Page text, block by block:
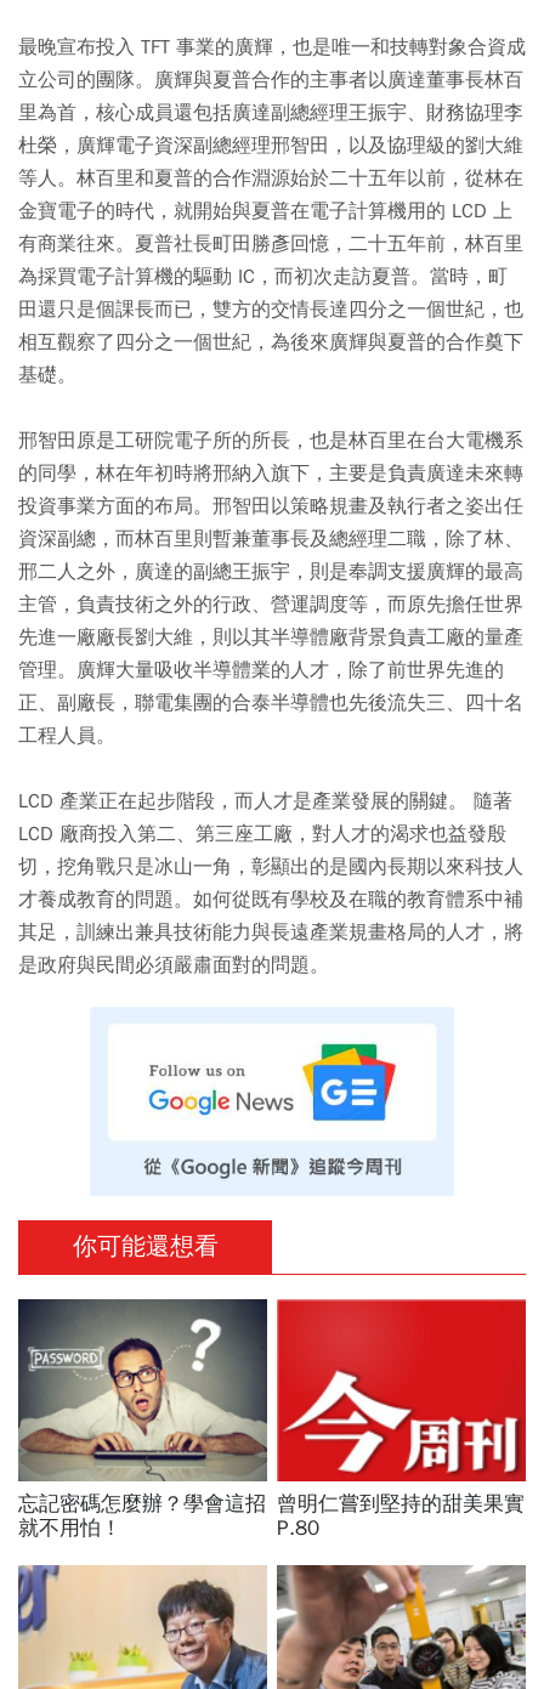
最晚宣布投入 TFT 事業的廣輝，也是唯一和技轉對象合資成
立公司的團隊。廣輝與夏普合作的主事者以廣達董事長林百
里為首，核心成員還包括廣達副總經理王振宇、財務協理李
杜榮，廣輝電子資深副總經理邢智田，以及協理級的劉大維
等人。林百里和夏普的合作淵源始於二十五年以前，從林在
金寶電子的時代，就開始與夏普在電子計算機用的 LCD 上
有商業往來。夏普社長町田勝彥回憶，二十五年前，林百里
為採買電子計算機的驅動 IC，而初次走訪夏普。當時，町
田還只是個課長而已，雙方的交情長達四分之一個世紀，也
相互觀察了四分之一個世紀，為後來廣輝與夏普的合作奠下
基礎。
邢智田原是工研院電子所的所長，也是林百里在台大電機系
的同學，林在年初時將邢納入旗下，主要是負責廣達未來轉
投資事業方面的布局。邢智田以策略規畫及執行者之姿出任
資深副總，而林百里則暫兼董事長及總經理二職，除了林、
邢二人之外，廣達的副總王振宇，則是奉調支援廣輝的最高
主管，負責技術之外的行政、營運調度等，而原先擔任世界
先進一廠廠長劉大維，則以其半導體廠背景負責工廠的量產
管理。廣輝大量吸收半導體業的人才，除了前世界先進的
正、副廠長，聯電集團的合泰半導體也先後流失三、四十名
工程人員。
LCD 產業正在起步階段，而人才是產業發展的關鍵。 隨著
LCD 廠商投入第二、第三座工廠，對人才的渴求也益發殷
切，挖角戰只是冰山一角，彰顯出的是國內長期以來科技人
才養成教育的問題。如何從既有學校及在職的教育體系中補
其足，訓練出兼具技術能力與長遠產業規畫格局的人才，將
是政府與民間必須嚴肅面對的問題。
你可能還想看
忘記密碼怎麼辦？學會這招
就不用怕！
曾明仁嘗到堅持的甜美果實
P.80